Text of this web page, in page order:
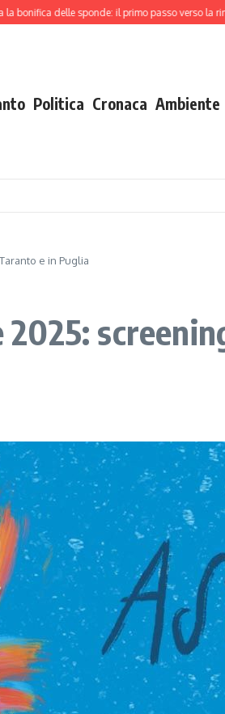
delle sponde: il primo passo verso la
Politica Cronaca Ambiente
e in Puglia